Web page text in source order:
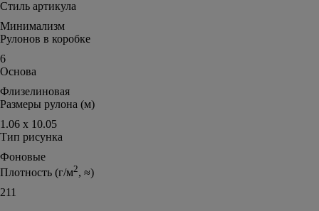
Стиль артикула
Минимализм
Рулонов в коробке
6
Основа
Флизелиновая
Размеры рулона (м)
1.06 х 10.05
Тип рисунка
Фоновые
Плотность (г/м2, ≈)
211